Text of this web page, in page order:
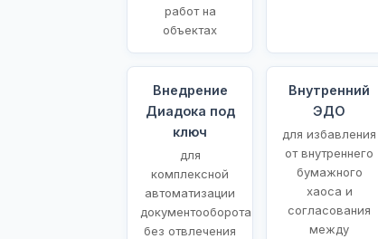
работ на
объектах
Внедрение
Диадока под
ключ
для
комплексной
автоматизации
документооборота
без отвлечения
Внутренний
ЭДО
для избавления
от внутреннего
бумажного
хаоса и
согласования
между